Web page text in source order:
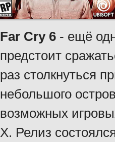
Far Cry 6 - ещё
предстоит
раз столкнуться
небольшого
возможных
X. Релиз